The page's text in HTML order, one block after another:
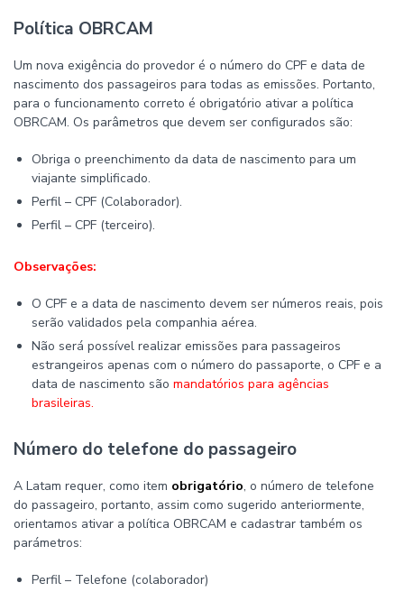
Política OBRCAM
Um nova exigência do provedor é o número do CPF e data de
nascimento dos passageiros para todas as emissões. Portanto,
para o funcionamento correto é obrigatório ativar a política
OBRCAM. Os parâmetros que devem ser configurados são:
Obriga o preenchimento da data de nascimento para um
viajante simplificado.
Perfil – CPF (Colaborador).
Perfil – CPF (terceiro).
Observações:
O CPF e a data de nascimento devem ser números reais, pois
serão validados pela companhia aérea.
Não será possível realizar emissões para passageiros
estrangeiros apenas com o número do passaporte, o CPF e a
data de nascimento são mandatórios para agências
brasileiras.
Número do telefone do passageiro
A Latam requer, como item obrigatório, o número de telefone
do passageiro, portanto, assim como sugerido anteriormente,
orientamos ativar a política OBRCAM e cadastrar também os
parámetros:
Perfil – Telefone (colaborador)